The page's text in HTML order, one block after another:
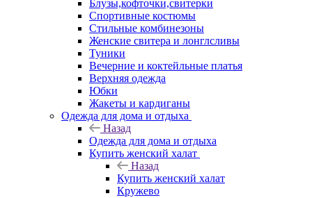
Блузы,кофточки,свитерки
Спортивные костюмы
Стильные комбинезоны
Женские свитера и лонглсливы
Туники
Вечерние и коктейльные платья
Верхняя одежда
Юбки
Жакеты и кардиганы
Одежда для дома и отдыха
Назад
Одежда для дома и отдыха
Купить женский халат
Назад
Купить женский халат
Кружево